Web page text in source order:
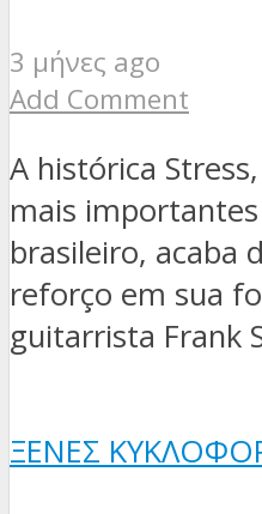
3 μήνες ago
Add Comment
A histórica
mais
brasileiro, acaba
reforço em sua
guitarrista Frank
ΞΈΝΕΣ